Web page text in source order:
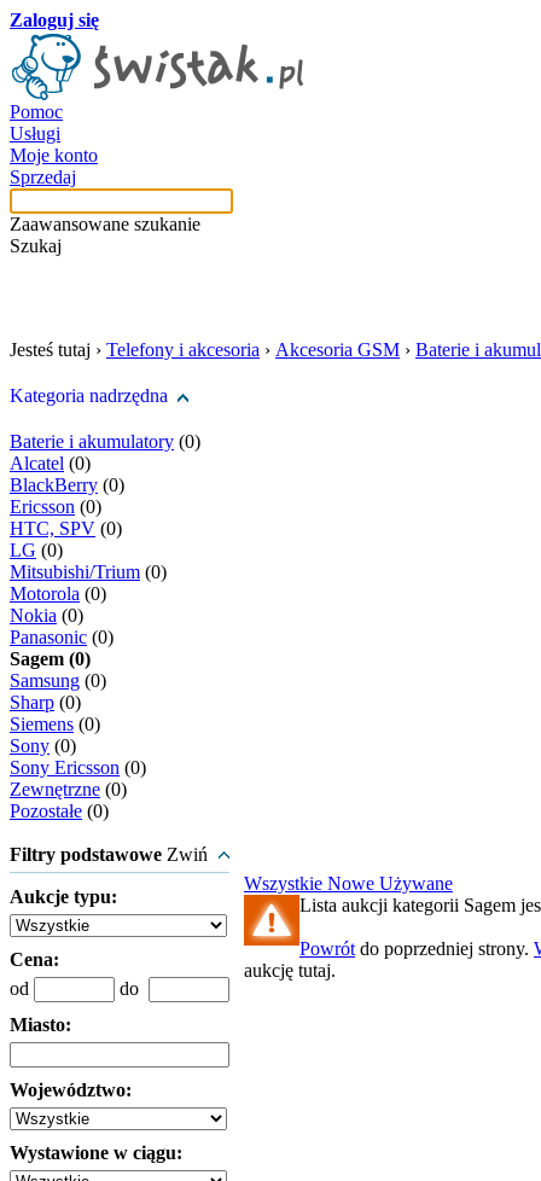
Zaloguj się
Pomoc
Usługi
Moje konto
Sprzedaj
Zaawansowane szukanie
Szukaj
Jesteś tutaj › Telefony i akcesoria › Akcesoria GSM › Baterie i
Kategoria nadrzędna
Baterie i akumulatory (0)
Alcatel (0)
BlackBerry (0)
Ericsson (0)
HTC, SPV (0)
LG (0)
Mitsubishi/Trium (0)
Motorola (0)
Nokia (0)
Panasonic (0)
Sagem (0)
Samsung (0)
Sharp (0)
Siemens (0)
Sony (0)
Sony Ericsson (0)
Zewnętrzne (0)
Pozostałe (0)
Filtry podstawowe Zwiń
Aukcje typu:
Cena:
od
do
Miasto:
Województwo:
Wystawione w ciągu:
Wszystkie Nowe Używane
Lista aukcji kategorii Sagem
Powrót do poprzedniej strony.
aukcję tutaj.